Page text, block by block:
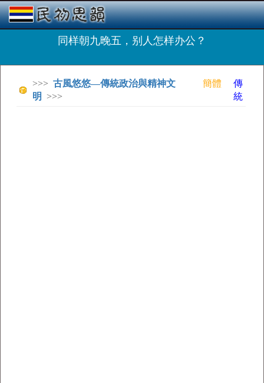
同样朝九晚五，别人怎样办公？
>>> 古風悠悠—傳統政治與精神文
明
>>>
簡體
傳
統